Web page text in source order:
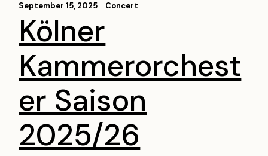
September 15, 2025 Concert
Kölner
Kammerorchest
er Saison
2025/26